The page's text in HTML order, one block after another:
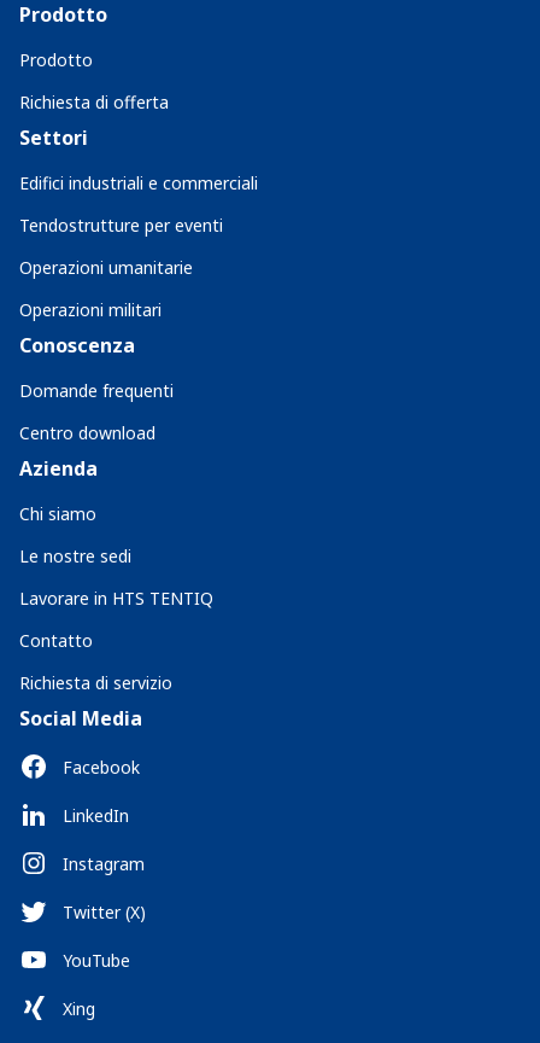
Prodotto
Prodotto
Richiesta di offerta
Settori
Edifici industriali e commerciali
Tendostrutture per eventi
Operazioni umanitarie
Operazioni militari
Conoscenza
Domande frequenti
Centro download
Azienda
Chi siamo
Le nostre sedi
Lavorare in HTS TENTIQ
Contatto
Richiesta di servizio
Social Media
Facebook
LinkedIn
Instagram
Twitter (X)
YouTube
Xing